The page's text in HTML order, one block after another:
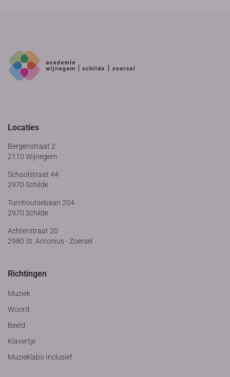
Locaties
Bergenstraat 2
2110 Wijnegem
Schoolstraat 44
2970 Schilde
Turnhoutsebaan 204
2970 Schilde
Achterstraat 20
2980 St. Antonius - Zoersel
Richtingen
Muziek
Woord
Beeld
Klavertje
Muzieklabo Inclusief